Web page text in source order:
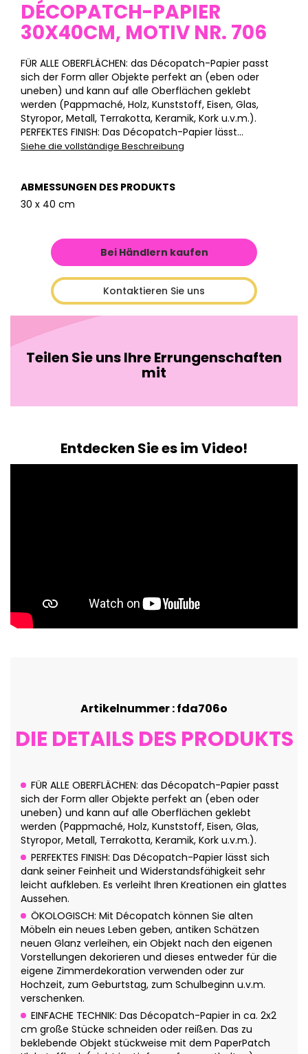
DÉCOPATCH-PAPIER
30X40CM, MOTIV NR. 706
FÜR ALLE OBERFLÄCHEN: das Décopatch-Papier passt
sich der Form aller Objekte perfekt an (eben oder
uneben) und kann auf alle Oberflächen geklebt
werden (Pappmaché, Holz, Kunststoff, Eisen, Glas,
Styropor, Metall, Terrakotta, Keramik, Kork u.v.m.).
PERFEKTES FINISH: Das Décopatch-Papier lässt...
Siehe die vollständige Beschreibung
ABMESSUNGEN DES PRODUKTS
30 x 40 cm
Bei Händlern kaufen
Kontaktieren Sie uns
Teilen Sie uns Ihre Errungenschaften
mit
Entdecken Sie es im Video!
Artikelnummer : fda706o
DIE DETAILS DES PRODUKTS
FÜR ALLE OBERFLÄCHEN: das Décopatch-Papier passt
sich der Form aller Objekte perfekt an (eben oder
uneben) und kann auf alle Oberflächen geklebt
werden (Pappmaché, Holz, Kunststoff, Eisen, Glas,
Styropor, Metall, Terrakotta, Keramik, Kork u.v.m.).
PERFEKTES FINISH: Das Décopatch-Papier lässt sich
dank seiner Feinheit und Widerstandsfähigkeit sehr
leicht aufkleben. Es verleiht Ihren Kreationen ein glattes
Aussehen.
ÖKOLOGISCH: Mit Décopatch können Sie alten
Möbeln ein neues Leben geben, antiken Schätzen
neuen Glanz verleihen, ein Objekt nach den eigenen
Vorstellungen dekorieren und dieses entweder für die
eigene Zimmerdekoration verwenden oder zur
Hochzeit, zum Geburtstag, zum Schulbeginn u.v.m.
verschenken.
EINFACHE TECHNIK: Das Décopatch-Papier in ca. 2x2
cm große Stücke schneiden oder reißen. Das zu
beklebende Objekt stückweise mit dem PaperPatch